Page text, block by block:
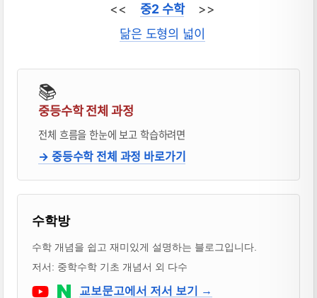
<< 중2 수학>>
닮은 도형의 넓이
📚
중등수학 전체 과정
전체 흐름을 한눈에 보고 학습하려면
→ 중등수학 전체 과정 바로가기
블로거 & 출판 교재 소개
수학방
수학 개념을 쉽고 재미있게 설명하는 블로그입니다.
저서: 중학수학 기초 개념서 외 다수
Youtube네이버 블로그
교보문고에서 저서 보기 →